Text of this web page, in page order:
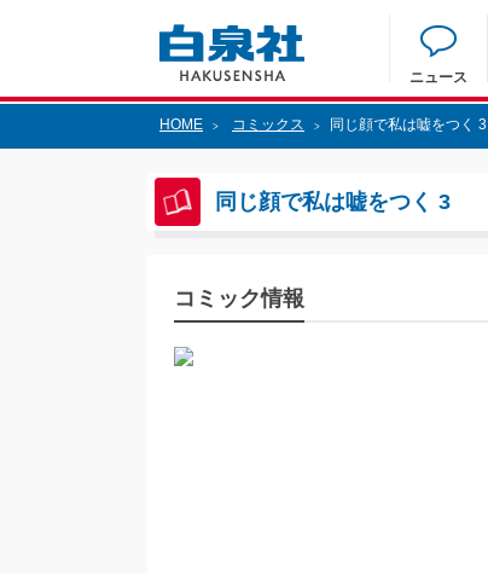
ニュース
HOME > コミックス > 同じ顔で私は嘘をつく 3
同じ顔で私は嘘をつく 3
コミック情報